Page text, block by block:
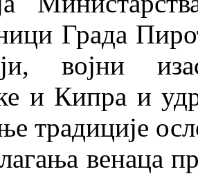
Града
војни
и Кипра и
традиције
венаца